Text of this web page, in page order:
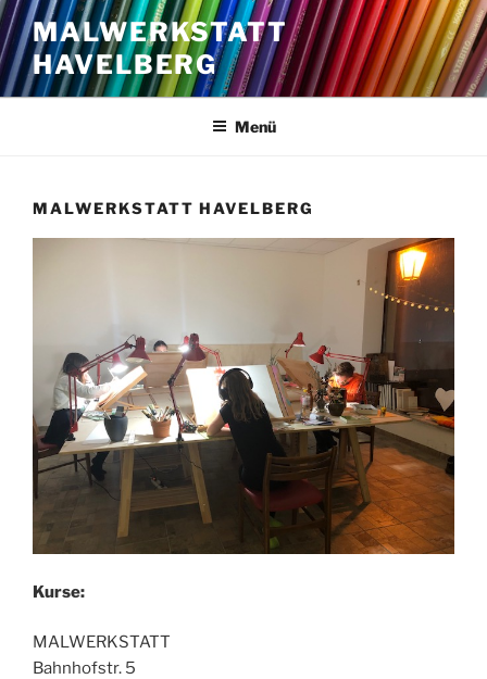
Zum
Inhalt
springen
MALWERKSTATT
HAVELBERG
Menü
MALWERKSTATT HAVELBERG
Kurse:
MALWERKSTATT
Bahnhofstr. 5